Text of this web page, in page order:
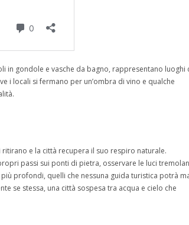
in gondole e vasche da bagno, rappresentano luoghi
i locali si fermano per un’ombra di vino e qualche
e la città recupera il suo respiro naturale.
passi sui ponti di pietra, osservare le luci
profondi, quelli che nessuna guida turistica potrà
se stessa, una città sospesa tra acqua e cielo che